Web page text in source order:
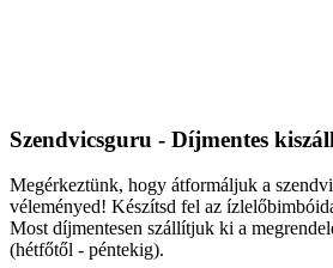
Szendvicsguru - Díjmentes
Megérkeztünk, hogy átformáljuk a
véleményed! Készítsd fel az
Most díjmentesen szállítjuk ki a
(hétfőtől - péntekig).